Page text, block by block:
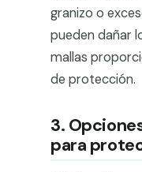
granizo o
pueden dañar
mallas
de protección.
3.
para